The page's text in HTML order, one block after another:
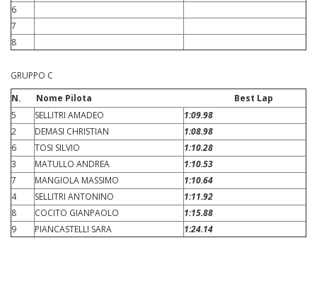
6
7
8
GRUPPO C
N. Nome Pilota Best Lap
5
SELLITRI AMADEO
1:09.98
2
DEMASI CHRISTIAN
1:08.98
6
TOSI SILVIO
1:10.28
3
MATULLO ANDREA
1:10.53
7
MANGIOLA MASSIMO
1:10.64
4
SELLITRI ANTONINO
1:11.92
8
COCITO GIANPAOLO
1:15.88
9
PIANCASTELLI SARA 1:24.14